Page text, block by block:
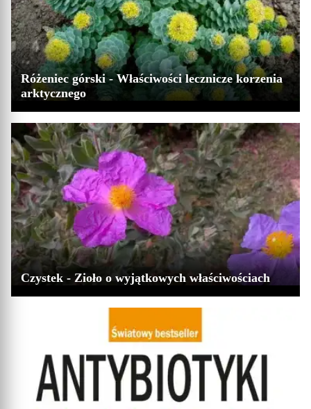
Różeniec górski - Właściwości lecznicze korzenia
arktycznego
Czystek - Zioło o wyjątkowych właściwościach